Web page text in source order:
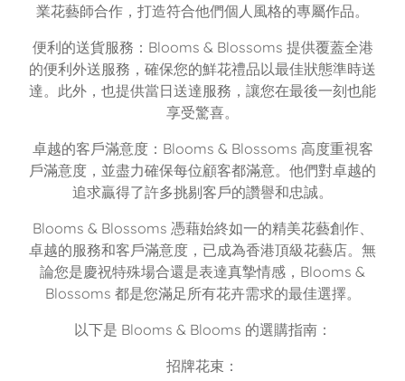
業花藝師合作，打造符合他們個人風格的專屬作品。
便利的送貨服務：Blooms & Blossoms 提供覆蓋全港
的便利外送服務，確保您的鮮花禮品以最佳狀態準時送
達。此外，也提供當日送達服務，讓您在最後一刻也能
享受驚喜。
卓越的客戶滿意度：Blooms & Blossoms 高度重視客
戶滿意度，並盡力確保每位顧客都滿意。他們對卓越的
追求贏得了許多挑剔客戶的讚譽和忠誠。
Blooms & Blossoms 憑藉始終如一的精美花藝創作、
卓越的服務和客戶滿意度，已成為香港頂級花藝店。無
論您是慶祝特殊場合還是表達真摯情感，Blooms &
Blossoms 都是您滿足所有花卉需求的最佳選擇。
以下是 Blooms & Blooms 的選購指南：
招牌花束：